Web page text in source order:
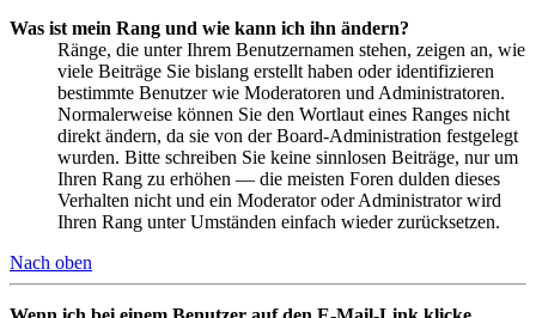
Was ist mein Rang und wie kann ich ihn ändern?
Ränge, die unter Ihrem Benutzernamen stehen, zeigen an, wie
viele Beiträge Sie bislang erstellt haben oder identifizieren
bestimmte Benutzer wie Moderatoren und Administratoren.
Normalerweise können Sie den Wortlaut eines Ranges nicht
direkt ändern, da sie von der Board-Administration festgelegt
wurden. Bitte schreiben Sie keine sinnlosen Beiträge, nur um
Ihren Rang zu erhöhen — die meisten Foren dulden dieses
Verhalten nicht und ein Moderator oder Administrator wird
Ihren Rang unter Umständen einfach wieder zurücksetzen.
Nach oben